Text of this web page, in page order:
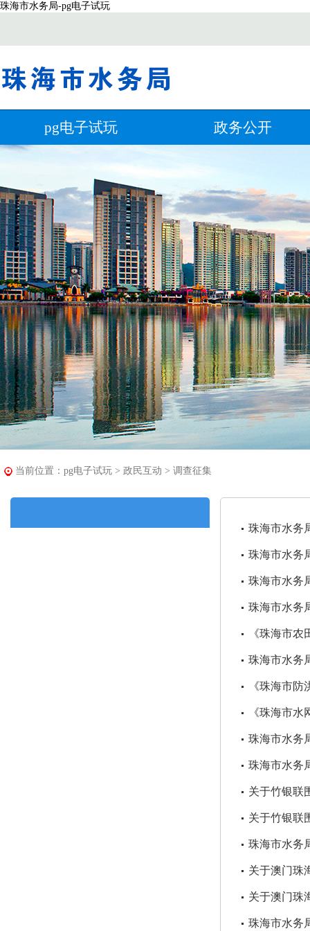
珠海市水务局-pg电子试玩
pg电子试玩 政务公开
当前位置： pg电子试玩 > 政民互动 > 调查征集
珠海市水务
珠海市水务
珠海市水务
珠海市水务
《珠海市
珠海市水务
《珠海市
《珠海市
珠海市水务
珠海市水务
关于竹银联
关于竹银联
珠海市水务
关于澳门珠
关于澳门珠
珠海市水务